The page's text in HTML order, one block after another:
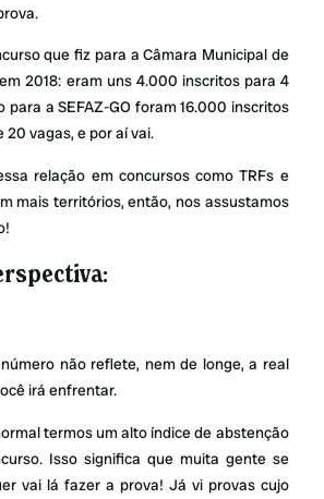
que fiz para a Câmara Municipal de
2018: eram uns 4.000 inscritos para 4
para a SEFAZ-GO foram 16.000 inscritos
20 vagas, e por aí vai.
relação em concursos como TRFs e
mais territórios, então, nos assustamos
não reflete, nem de longe, a real
irá enfrentar.
termos um alto índice de abstenção
Isso significa que muita gente se
vai lá fazer a prova! Já vi provas cujo